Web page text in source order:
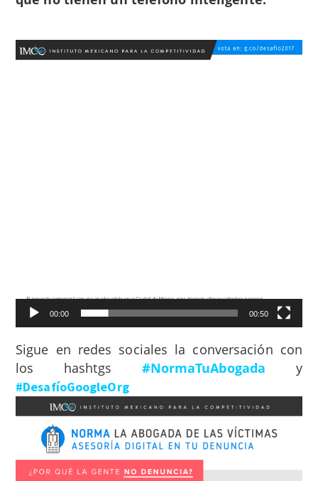
Reproductor
00:00 00:50
Sigue en redes sociales la conversación con
los hashtgs #NormaTuAbogada y
#DesafíoGoogleOrg